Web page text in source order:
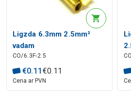
Ligzda 6.3mm 2.5mm²
vadam
CO/6.3F-2.5
€0.11 €0.11
Cena ar PVN